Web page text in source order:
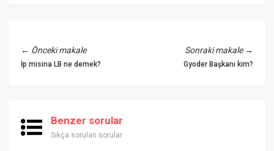
← Önceki makale
İp misina LB ne demek?
Sonraki makale→
Gyoder Başkanı kim?
Benzer sorular
Sıkça sorulan sorular